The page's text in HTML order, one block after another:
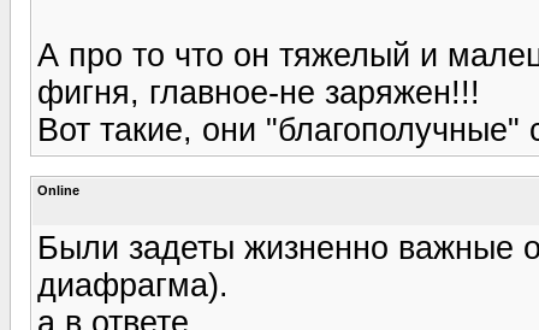
А про то что он тяжелый и
фигня, главное-не заряжен!!!
Вот такие, они "благополучные"
Online
Были задеты жизненно важные
диафрагма).
а в ответе